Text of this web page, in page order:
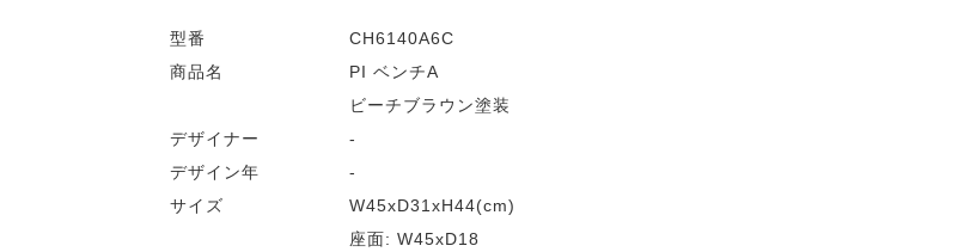
型番
CH6140A6C
商品名
PI ベンチA
ビーチブラウン塗装
デザイナー
-
デザイン年
-
サイズ
W45xD31xH44(cm)
座面: W45xD18